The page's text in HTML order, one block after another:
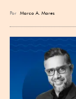
Por Marco A. Mares